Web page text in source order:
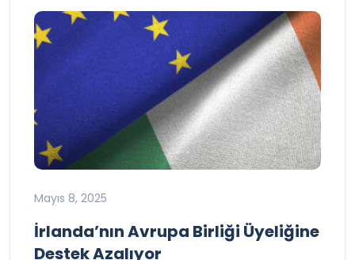
Mayıs 8, 2025
İrlanda’nın Avrupa Birliği Üyeliğine
Destek Azalıyor